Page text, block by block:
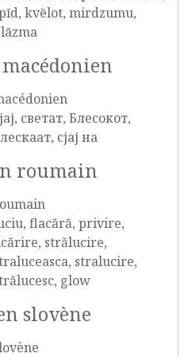
kvēlot, mirdzumu,
светат, Блесокот,
сјај на
roumain
flacără, privire,
strălucire,
stralucire,
glow
slovène